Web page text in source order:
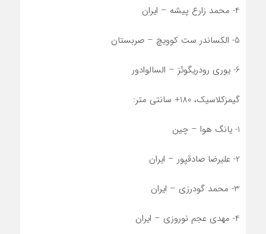
4- محمد زارع پیشه – ایران
5- الکساندر ست کوویچ – صربستان
6- یوری رودریگوئز – السالوادور
گیمزکلاسیک، 180+ سانتی متر:
1- یانگ هوا – چین
2- علیرضا صادقپور – ایران
3- محمد گودرزی – ایران
4- مهدی عجم نوروزی – ایران